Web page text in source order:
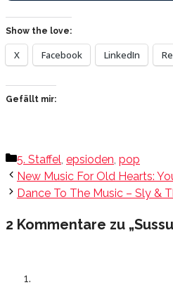
Show the love:
X Facebook LinkedIn
Gefällt mir:
Kategorien
5. Staffel, epsioden, pop
New Music For Old Hearts:
Dance To The Music – Sly &
2 Kommentare zu